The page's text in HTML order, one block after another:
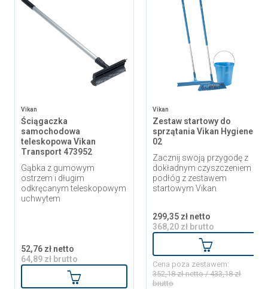
Vikan
Ściągaczka
samochodowa
teleskopowa Vikan
Transport 473952
Gąbka z gumowym
ostrzem i długim
odkręcanym teleskopowym
uchwytem
52,76 zł netto
64,89 zł brutto
Dodaj do koszyka
Vikan
Zestaw startowy do
sprzątania Vikan Hygiene
02
Zacznij swoją przygodę z
dokładnym czyszczeniem
podłóg z zestawem
startowym Vikan
299,35 zł netto
368,20 zł brutto
Dodaj do
Cena poza zestawem:
352,18 zł netto / 433,18 zł
brutto